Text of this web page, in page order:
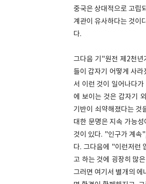
중국은 상대적으로 고립
계관이 유사하다는 것이
다.
그다음 기"원전 제2천년
들이 갑자기 어떻게 사
서 이런 것이 일어나다
에 보이는 것은 갑자기
기반이 쇠약해졌다는 것
대한 문명은 지속 가능
것이 있다. "인구가 계속
다. 그다음에 "이런저런
고 하는 것에 굉장히 많
그러면 여기서 별개의 에